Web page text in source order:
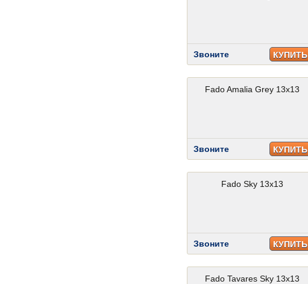
Звоните КУПИТЬ
Fado Amalia Grey 13x13
Звоните КУПИТЬ
Fado Sky 13x13
Звоните КУПИТЬ
Fado Tavares Sky 13x13